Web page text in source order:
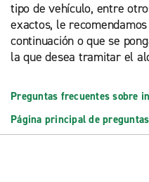
tipo de vehículo, entre
exactos, le
continuación o que se
la que desea tramitar el
Preguntas frecuentes sobre
Página principal de